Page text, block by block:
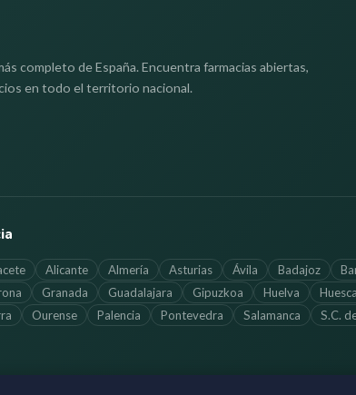
completo de España. Encuentra farmacias abiertas,
en todo el territorio nacional.
Alicante Almería Asturias Ávila Badajoz
Granada Guadalajara Gipuzkoa Huelva Huesca
Ourense Palencia Pontevedra Salamanca S.C.